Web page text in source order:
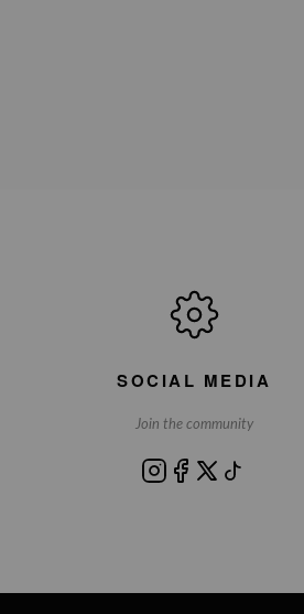
SOCIAL MEDIA
Join the community